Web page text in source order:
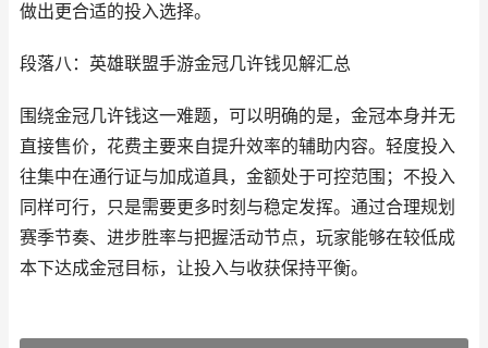
做出更合适的投入选择。
段落八：英雄联盟手游金冠几许钱见解汇总
围绕金冠几许钱这一难题，可以明确的是，金冠本身并无
直接售价，花费主要来自提升效率的辅助内容。轻度投入
往集中在通行证与加成道具，金额处于可控范围；不投入
同样可行，只是需要更多时刻与稳定发挥。通过合理规划
赛季节奏、进步胜率与把握活动节点，玩家能够在较低成
本下达成金冠目标，让投入与收获保持平衡。